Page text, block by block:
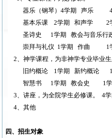
器乐（钢琴） 4学期 声乐
基本乐课
2学期 和声学 2
圣诗史
1学期 教会与音乐行
崇拜与礼仪 1学期 作曲 1
2、神学课程，为非神学专业毕业生
旧约概论
1学期 新约概论 1
智慧书
1学期 教会史 1
3、讲座，为全院学生必修课。 4
4、其他
四、招生对象